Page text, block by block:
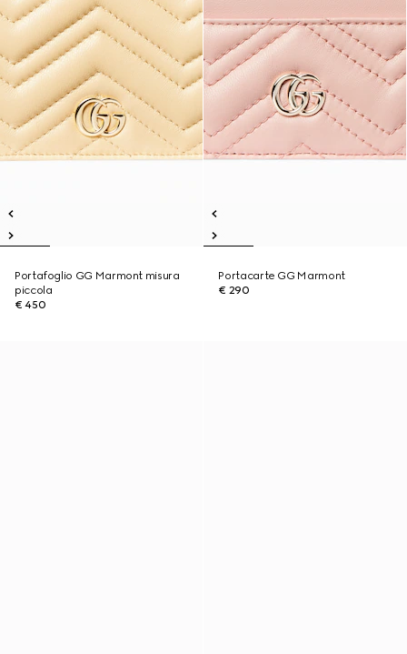
Portafoglio GG Marmont misura
piccola
€ 450
Portacarte GG Marmont
€ 290